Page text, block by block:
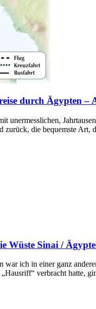
durch Ägypten –
unermesslichen,
zurück, die bequemste
Wüste Sinai /
war ich in einer ganz
verbracht hatte,